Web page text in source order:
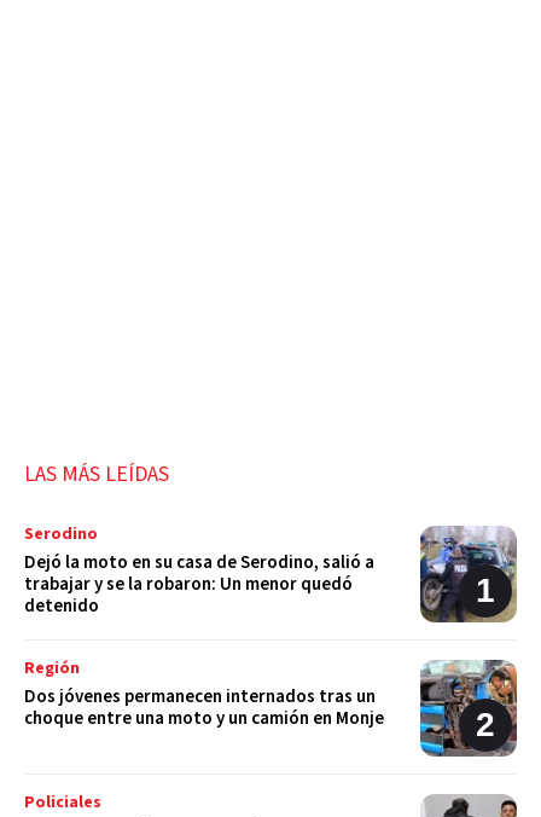
LAS MÁS LEÍDAS
Serodino
Dejó la moto en su casa de Serodino, salió a
trabajar y se la robaron: Un menor quedó
detenido
Región
Dos jóvenes permanecen internados tras un
choque entre una moto y un camión en Monje
Policiales